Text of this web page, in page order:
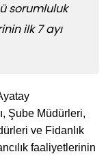
sorumluluk
ilk 7 ayı
Şube Müdürleri,
ve Fidanlık
faaliyetlerinin